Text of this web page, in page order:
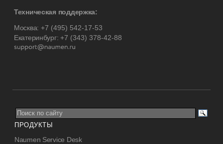
Техническая поддержка:
Москва: +7 (495) 542-17-53
Екатеринбург:+7 (343) 378-42-88
ПРОДУКТЫ
Naumen Service Desk